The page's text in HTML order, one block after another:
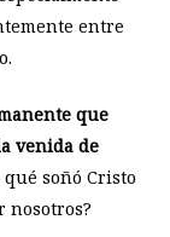
entre
que
venida de
qué soñó Cristo
nosotros?